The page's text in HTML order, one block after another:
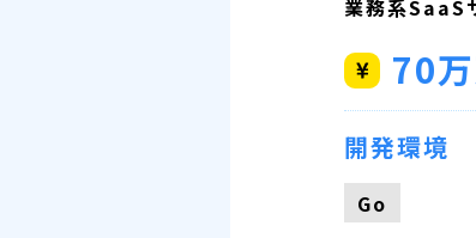
業務系SaaS
70
開発環境
Go